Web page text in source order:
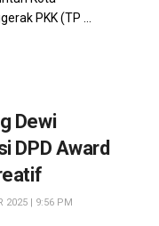
PKK (TP ...
Dewi
DPD Award
2025 | 9:56 PM